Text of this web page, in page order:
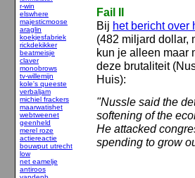
r-win
elswhere
majesticmoose
araglin
koekjesfabriek
rickdekikker
beatmeisje
claver
monobrows
tv-willemijn
kole's queeste
verbaljam
michiel frackers
maarwatishet
webtweenet
geenheld
merel roze
actiereactie
bouwput utrecht
low
net eamelje
antiroos
Fail II
Bij het bericht over
(482 miljard dollar,
kun je alleen maar
deze brutaliteit
Huis):
"Nussle said the
softening of the
He attacked
spending to grow